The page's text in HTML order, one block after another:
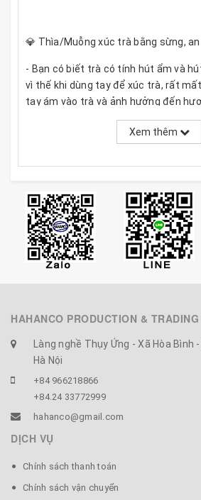
💎 Thìa/Muỗng xúc trà bằng sừng,
- Bạn có biết trà có tính hút ẩm và
vì thế khi dùng tay để xúc trà, rất
tay ám vào trà và ảnh hưởng đến
trà, độ ngon của trà cũng cũng vì thế
- Hãy sử dụng thìa sừng xúc trà, chất
- Loại thìa này được CTy HAHANCO
xuất khẩu sang Nhật, các đường
làm chau chuốt rất đẹp.
Xem thêm
HAHANCO PRODUCTION &
Làng nghề Thụy Ứng - Xã Hòa
Hà Nội
+84 966218866
+84.24 33772999
hahanco@gmail.com
DỊCH VỤ
Chính sách thanh toán
Chính sách vận chuyển